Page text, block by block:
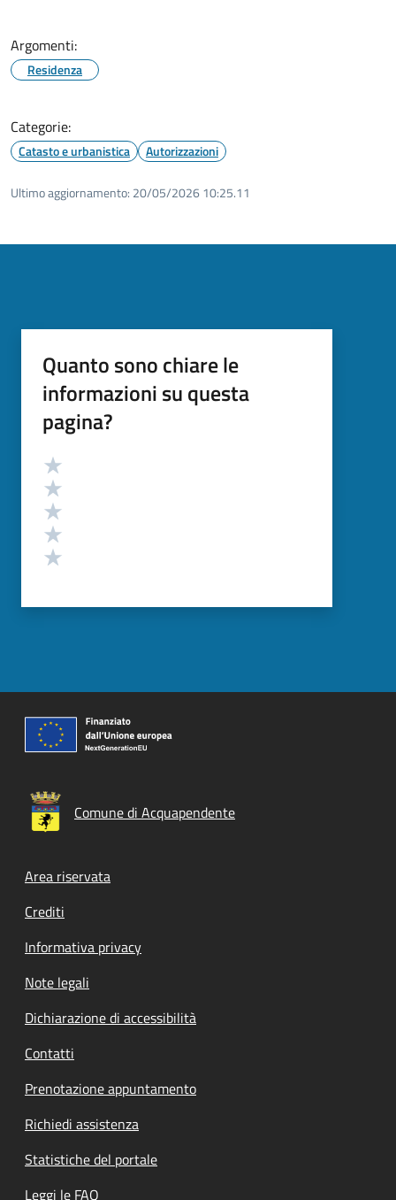
Argomenti:
Residenza
Categorie:
Catasto e urbanistica Autorizzazioni
Ultimo aggiornamento: 20/05/2026 10:25.11
Quanto sono chiare le
informazioni su questa
pagina?
Valutazione
Comune di Acquapendente
Footer menu
Area riservata
Crediti
Informativa privacy
Note legali
Dichiarazione di accessibilità
Contatti
Prenotazione appuntamento
Richiedi assistenza
Statistiche del portale
Leggi le FAQ